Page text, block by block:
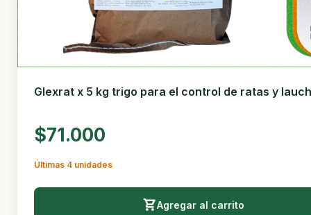
Glexrat x 5 kg trigo para el control de ratas y
$71.000
Últimas 4 unidades
Agregar al carrito